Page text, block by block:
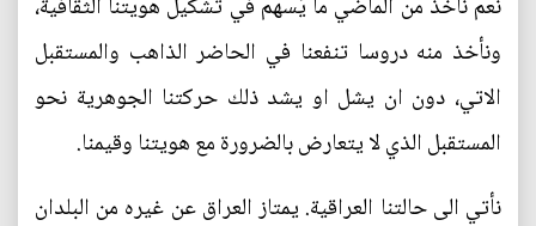
ونأخذ منه دروسا تنفعنا في الحاضر الذاهب والمستقبل
الاتي، دون ان يشل او يشد ذلك حركتنا الجوهرية نحو
المستقبل الذي لا يتعارض بالضرورة مع هويتنا وقيمنا.
نأتي الى حالتنا العراقية. يمتاز العراق عن غيره من البلدان